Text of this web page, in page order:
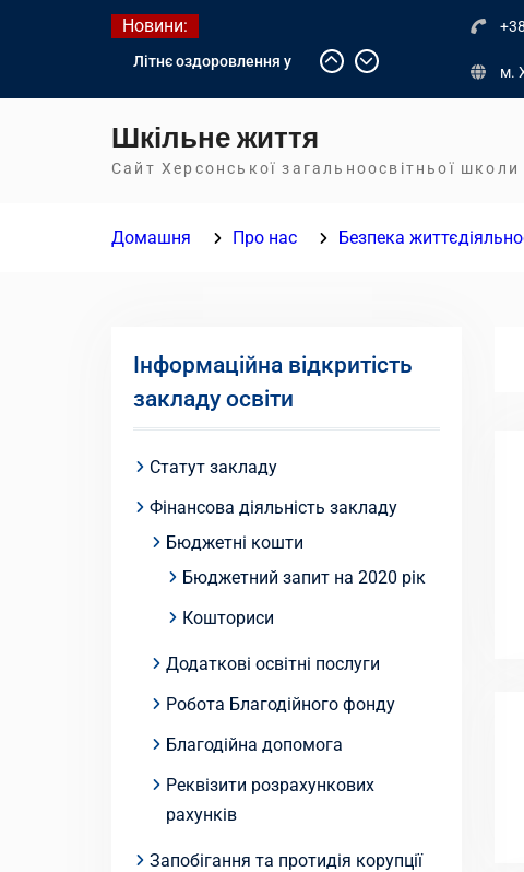
Новини:
Літнє оздоровлення у
Інформація про вступ
молоді з тимчасово
освіти
м.
Шкільне життя
Сайт Херсонської загальноосвітньої
Домашня Про нас Безпека
Інформаційна відкритість
закладу освіти
Статут закладу
Фінансова діяльність закладу
Бюджетні кошти
Бюджетний запит на 2020 рік
Кошториси
Додаткові освітні послуги
Робота Благодійного фонду
Благодійна допомога
Реквізити розрахункових
рахунків
Запобігання та протидія корупції